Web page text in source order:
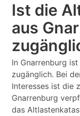
Ist die
aus
In Gnarrenburg
zugänglich. Bei
Interesses ist die
Gnarrenburg
das